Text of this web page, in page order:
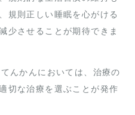
規則正しい睡眠を心がける
少させることが期待できま
んかんにおいては、治療の
切な治療を選ぶことが発作